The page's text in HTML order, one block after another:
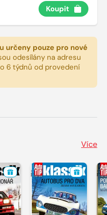
Koupit
určeny pouze pro nové
odesílány na adresu
6 týdnů od provedení
Více